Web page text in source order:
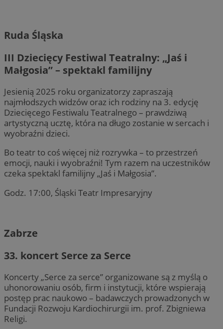
Ruda Śląska
III Dziecięcy Festiwal Teatralny: „Jaś i
Małgosia” – spektakl familijny
Jesienią 2025 roku organizatorzy zapraszają
najmłodszych widzów oraz ich rodziny na 3. edycję
Dziecięcego Festiwalu Teatralnego – prawdziwą
artystyczną ucztę, która na długo zostanie w sercach i
wyobraźni dzieci.
Bo teatr to coś więcej niż rozrywka – to przestrzeń
emocji, nauki i wyobraźni! Tym razem na uczestników
czeka spektakl familijny „Jaś i Małgosia”.
Godz. 17:00, Śląski Teatr Impresaryjny
Zabrze
33. koncert Serce za Serce
Koncerty „Serce za serce” organizowane są z myślą o
uhonorowaniu osób, firm i instytucji, które wspierają
postęp prac naukowo – badawczych prowadzonych w
Fundacji Rozwoju Kardiochirurgii im. prof. Zbigniewa
Religi.